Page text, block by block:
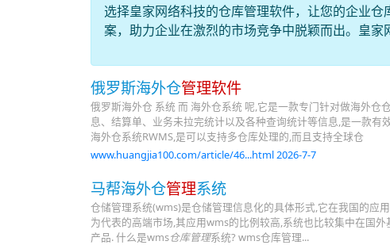
选择皇家网络科技的仓库管理软件，让您的企业
案，助力企业在激烈的市场竞争中脱颖而出。皇家
俄罗斯海外仓管理软件
俄罗斯海外仓 系统 而 海外仓系统 呢,它是一款专门针对做海外
息、结算单、业务未拉完统计以及各种查询统计等信息,是一款
海外仓系统RWMS,是可以支持多仓库处理的,而且支持全球仓
www.huangjia100.com/article/46...html 2026-7-7
马帮海外仓管理系统
仓储管理系统(wms)是仓储管理信息化的具体形式,它在我国的应
为代表的高端市场,其应用wms的比例较高,系统也比较集中在国
产品. 什么是wms仓库管理系统? wms仓库管理...